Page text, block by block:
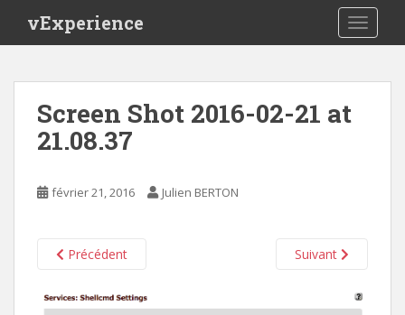
i
vExperience
Screen Shot 2016-02-21 at
21.08.37
février 21, 2016 Julien BERTON
Précédent Suivant